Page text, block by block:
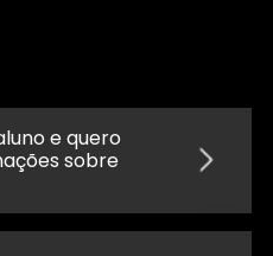
e quero
sobre